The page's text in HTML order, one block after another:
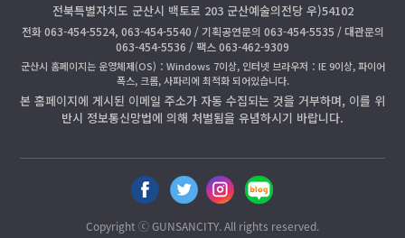
전북특별자치도 군산시 백토로 203 군산예술의전당 우)54102
전화 063-454-5524, 063-454-5540 / 기획공연문의 063-454-5535 / 대관문의
063-454-5536 / 팩스 063-462-9309
군산시 홈페이지는 운영체제(OS)：Windows 7이상, 인터넷 브라우저：IE 9이상, 파이어
폭스, 크롬, 사파리에 최적화 되어있습니다.
본 홈페이지에 게시된 이메일 주소가 자동 수집되는 것을 거부하며, 이를 위
반시 정보통신망법에 의해 처벌됨을 유념하시기 바랍니다.
페
이
스
트
위
터
인
스
타
블
로
그
Copyright ⓒ GUNSANCITY. All rights reserved.